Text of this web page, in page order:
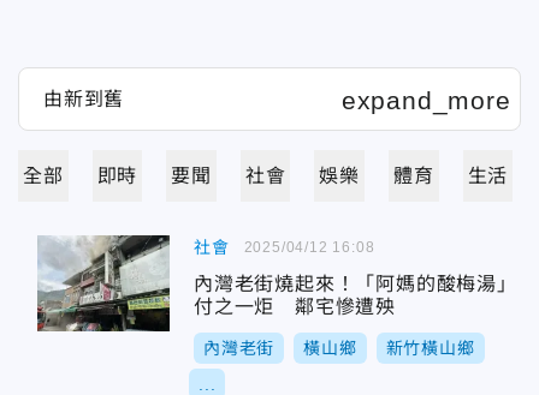
全部 即時 要聞 社會 娛樂 體育 生活
社會
內灣老街燒起來！「阿媽的酸梅湯」
付之一炬 鄰宅慘遭殃
內灣老街 橫山鄉 新竹橫山鄉
2025/04/12 16:08